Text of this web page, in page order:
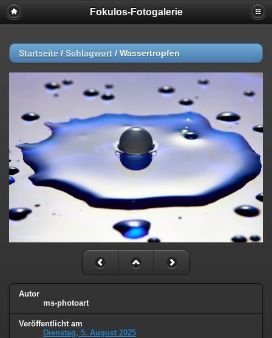
Fokulos-Fotogalerie
Startseite / Schlagwort / Wassertropfen
Autor
ms-photoart
Veröffentlicht am
Dienstag, 5. August 2025